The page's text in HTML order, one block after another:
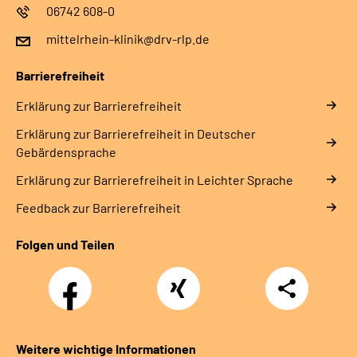
06742 608-0
mittelrhein-klinik@drv-rlp.de
Barrierefreiheit
Erklärung zur Barrierefreiheit
Erklärung zur Barrierefreiheit in Deutscher
Gebärdensprache
Erklärung zur Barrierefreiheit in Leichter Sprache
Feedback zur Barrierefreiheit
Folgen und Teilen
Facebook Xing
Teilen
Weitere wichtige Informationen